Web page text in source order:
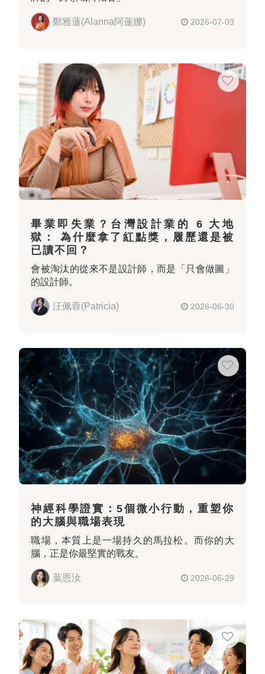
鄭雅蓮(Alanna阿蓮娜) 2026-07-03
畢業即失業？台灣設計業的 6 大地
獄： 為什麼拿了紅點獎，履歷還是被
已讀不回？
會被淘汰的從來不是設計師，而是「只會做圖」
的設計師。
汪佩蓉(Patricia) 2026-06-30
神經科學證實：5個微小行動，重塑你
的大腦與職場表現
職場，本質上是一場持久的馬拉松。而你的大
腦，正是你最堅實的戰友。
葉恩汝 2026-06-29